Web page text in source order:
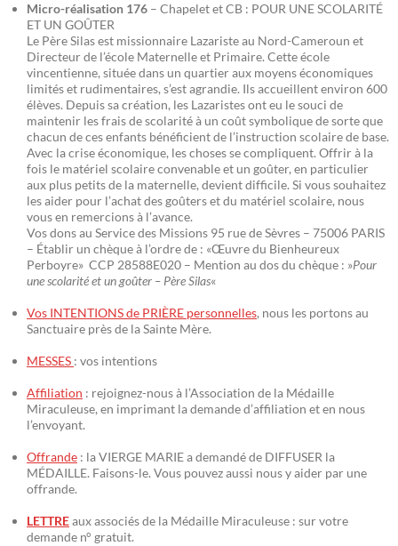
Micro-réalisation 176 – Chapelet et CB : POUR UNE SCOLARITÉ
ET UN GOÛTER
Le Père Silas est missionnaire Lazariste au Nord-Cameroun et
Directeur de l’école Maternelle et Primaire. Cette école
vincentienne, située dans un quartier aux moyens économiques
limités et rudimentaires, s’est agrandie. Ils accueillent environ 600
élèves. Depuis sa création, les Lazaristes ont eu le souci de
maintenir les frais de scolarité à un coût symbolique de sorte que
chacun de ces enfants bénéficient de l’instruction scolaire de base.
Avec la crise économique, les choses se compliquent. Offrir à la
fois le matériel scolaire convenable et un goûter, en particulier
aux plus petits de la maternelle, devient difficile. Si vous souhaitez
les aider pour l’achat des goûters et du matériel scolaire, nous
vous en remercions à l’avance.
Vos dons au Service des Missions 95 rue de Sèvres – 75006 PARIS
– Établir un chèque à l’ordre de : «Œuvre du Bienheureux
Perboyre» CCP 28588E020 – Mention au dos du chèque : »Pour
une scolarité et un goûter – Père Silas«
Vos INTENTIONS de PRIÈRE personnelles, nous les portons au
Sanctuaire près de la Sainte Mère.
MESSES : vos intentions
Affiliation : rejoignez-nous à l’Association de la Médaille
Miraculeuse, en imprimant la demande d’affiliation et en nous
l’envoyant.
Offrande : la VIERGE MARIE a demandé de DIFFUSER la
MÉDAILLE. Faisons-le. Vous pouvez aussi nous y aider par une
offrande.
LETTREaux associés de la Médaille Miraculeuse : sur votre
demande n° gratuit.